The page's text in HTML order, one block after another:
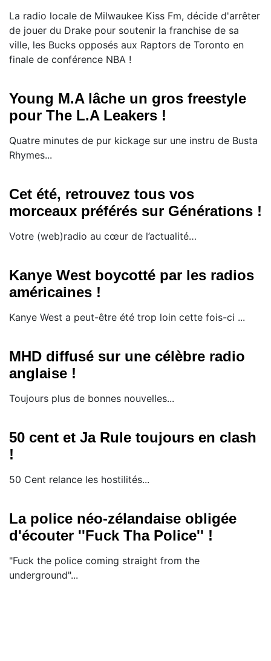
La radio locale de Milwaukee Kiss Fm, décide d'arrêter
de jouer du Drake pour soutenir la franchise de sa
ville, les Bucks opposés aux Raptors de Toronto en
finale de conférence NBA !
Young M.A lâche un gros freestyle
pour The L.A Leakers !
Quatre minutes de pur kickage sur une instru de Busta
Rhymes...
Cet été, retrouvez tous vos
morceaux préférés sur Générations !
Votre (web)radio au cœur de l’actualité…
Kanye West boycotté par les radios
américaines !
Kanye West a peut-être été trop loin cette fois-ci ...
MHD diffusé sur une célèbre radio
anglaise !
Toujours plus de bonnes nouvelles...
50 cent et Ja Rule toujours en clash
!
50 Cent relance les hostilités...
La police néo-zélandaise obligée
d'écouter ''Fuck Tha Police'' !
"Fuck the police coming straight from the
underground"...